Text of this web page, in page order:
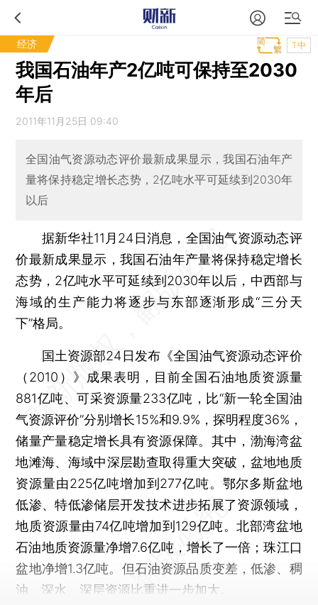
经济 T中
我国石油年产2亿吨可保持至2030
年后
2011年11月25日 09:40
全国油气资源动态评价最新成果显示，我国石油年产
量将保持稳定增长态势，2亿吨水平可延续到2030年
以后
据新华社11月24日消息，全国油气资源动态评
价最新成果显示，我国石油年产量将保持稳定增长
态势，2亿吨水平可延续到2030年以后，中西部与
海域的生产能力将逐步与东部逐渐形成“三分天
下”格局。
国土资源部24日发布《全国油气资源动态评价
（2010）》成果表明，目前全国石油地质资源量
881亿吨、可采资源量233亿吨，比“新一轮全国油
气资源评价”分别增长15%和9.9%，探明程度36%，
储量产量稳定增长具有资源保障。其中，渤海湾盆
地滩海、海域中深层勘查取得重大突破，盆地地质
资源量由225亿吨增加到277亿吨。鄂尔多斯盆地
低渗、特低渗储层开发技术进步拓展了资源领域，
地质资源量由74亿吨增加到129亿吨。北部湾盆地
石油地质资源量净增7.6亿吨，增长了一倍；珠江口
盆地净增1.3亿吨。但石油资源品质变差，低渗、稠
油、深水、深层资源比重进一步加大。